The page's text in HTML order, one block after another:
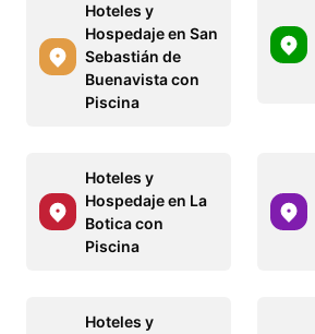
Hoteles y
Hospedaje en San
Sebastián de
Buenavista con
Piscina
Hoteles y
Hospedaje en La
Botica con
Piscina
Hoteles y